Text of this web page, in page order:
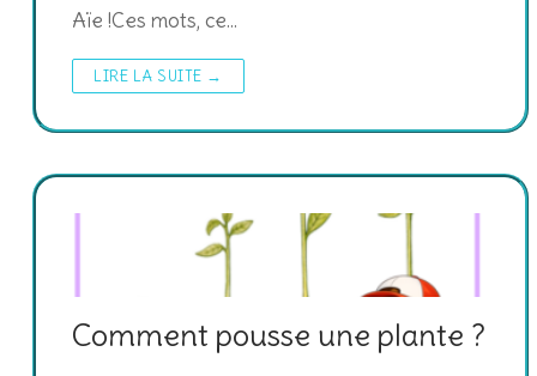
Aïe !Ces mots, ce…
LIRE LA SUITE →
Comment pousse une plante ?